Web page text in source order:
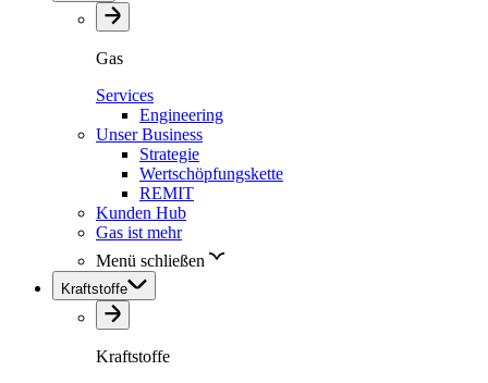
Gas
Services
Engineering
Unser Business
Strategie
Wertschöpfungskette
REMIT
Kunden Hub
Gas ist mehr
Menü schließen
Kraftstoffe
Kraftstoffe